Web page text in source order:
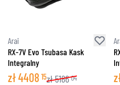
Arai
RX-7V Evo Tsubasa Kask
Integralny
zł4408 15zł5186 04